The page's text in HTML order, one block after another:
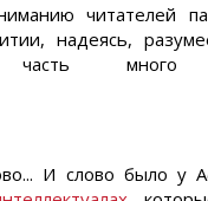
читателей
надеясь,
часть много
И слово было у